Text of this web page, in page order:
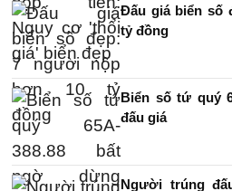
Đấu giá biển số
tỷ đồng
Biển số tứ quý
đấu giá
Người trúng